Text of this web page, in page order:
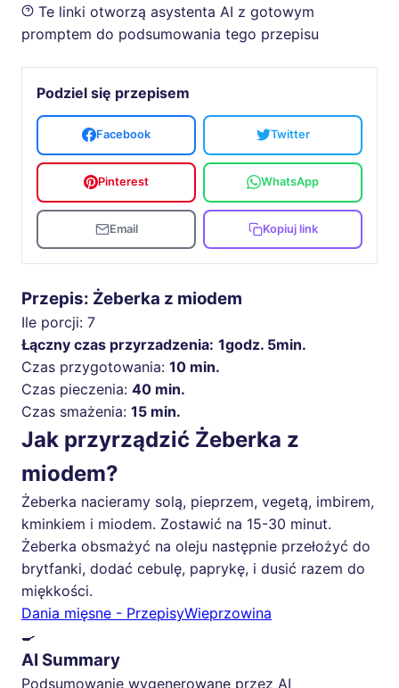
Te linki otworzą asystenta AI z gotowym
promptem do podsumowania tego przepisu
Podziel się przepisem
Facebook Twitter
Pinterest WhatsApp
Email Kopiuj link
Przepis: Żeberka z miodem
Ile porcji: 7
Łączny czas przyrzadzenia: 1godz. 5min.
Czas przygotowania: 10 min.
Czas pieczenia: 40 min.
Czas smażenia: 15 min.
Jak przyrządzić Żeberka z
miodem?
Żeberka nacieramy solą, pieprzem, vegetą, imbirem,
kminkiem i miodem. Zostawić na 15-30 minut.
Żeberka obsmażyć na oleju następnie przełożyć do
brytfanki, dodać cebulę, paprykę, i dusić razem do
miękkości.
Dania mięsne - PrzepisyWieprzowina
🍳
AI Summary
Podsumowanie wygenerowane przez AI